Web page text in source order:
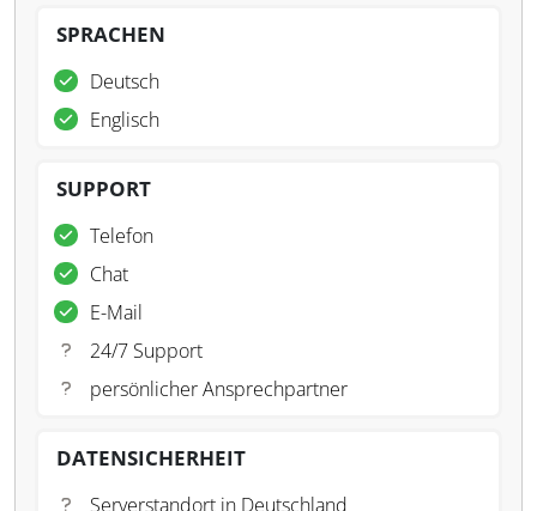
SPRACHEN
Deutsch
Englisch
SUPPORT
Telefon
Chat
E-Mail
24/7 Support
persönlicher Ansprechpartner
DATENSICHERHEIT
Serverstandort in Deutschland